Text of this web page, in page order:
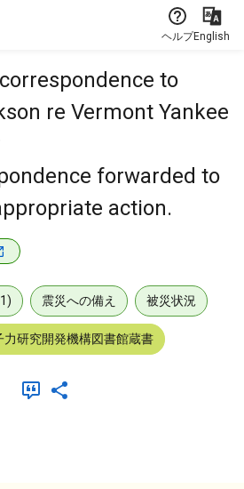
ヘルプEnglish
to
re Vermont Yankee
forwarded to
action.
震災への備え 被災状況
力研究開発機構図書館蔵書